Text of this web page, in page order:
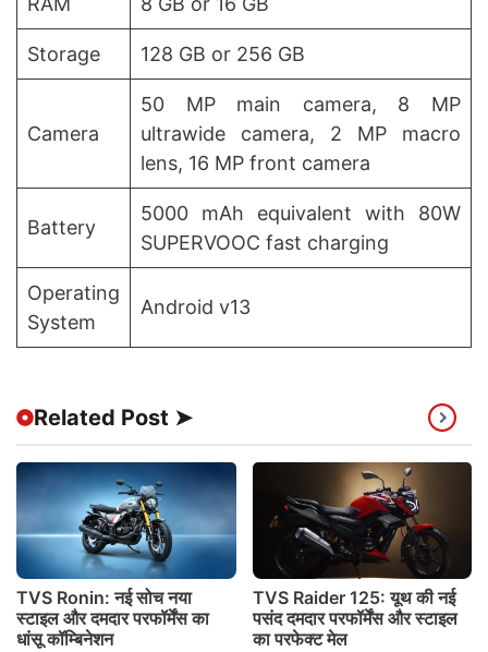
Storage 128 GB or 256 GB
Camera
50 MP main camera, 8 MP
ultrawide camera, 2 MP macro
lens, 16 MP front camera
Battery
5000 mAh equivalent with 80W
SUPERVOOC fast charging
Operating
System
Android v13
Related Post ➤
TVS Ronin: नई सोच नया
स्टाइल और दमदार परफॉर्मेंस का
धांसू कॉम्बिनेशन
TVS Raider 125: यूथ की नई
पसंद दमदार परफॉर्मेंस और स्टाइल
का परफेक्ट मेल